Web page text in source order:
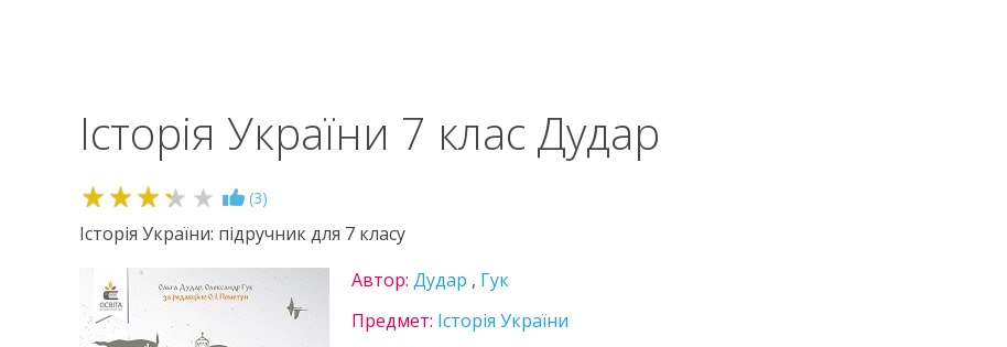
Історія України 7 клас Дудар
3.3 (3)
Історія України: підручник для 7 класу
Автор: Дудар , Гук
Предмет: Історія України